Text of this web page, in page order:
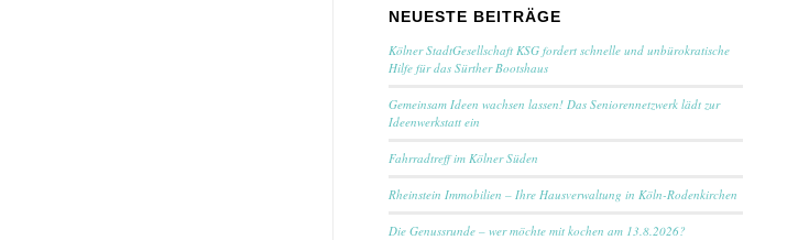
NEUESTE BEITRÄGE
Kölner StadtGesellschaft KSG fordert schnelle und unbürokratische
Hilfe für das Sürther Bootshaus
Gemeinsam Ideen wachsen lassen! Das Seniorennetzwerk lädt zur
Ideenwerkstatt ein
Fahrradtreff im Kölner Süden
Rheinstein Immobilien – Ihre Hausverwaltung in Köln-Rodenkirchen
Die Genussrunde – wer möchte mit kochen am 13.8.2026?